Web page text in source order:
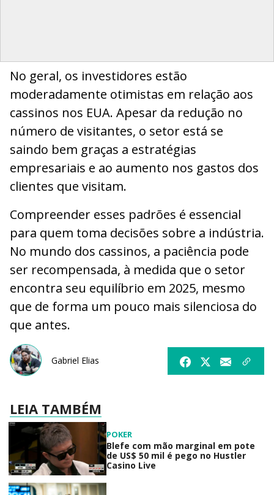
No geral, os investidores estão
moderadamente otimistas em relação aos
cassinos nos EUA. Apesar da redução no
número de visitantes, o setor está se
saindo bem graças a estratégias
empresariais e ao aumento nos gastos dos
clientes que visitam.
Compreender esses padrões é essencial
para quem toma decisões sobre a indústria.
No mundo dos cassinos, a paciência pode
ser recompensada, à medida que o setor
encontra seu equilíbrio em 2025, mesmo
que de forma um pouco mais silenciosa do
que antes.
Gabriel Elias
LEIA TAMBÉM
POKER
Blefe com mão marginal em pote
de US$ 50 mil é pego no Hustler
Casino Live